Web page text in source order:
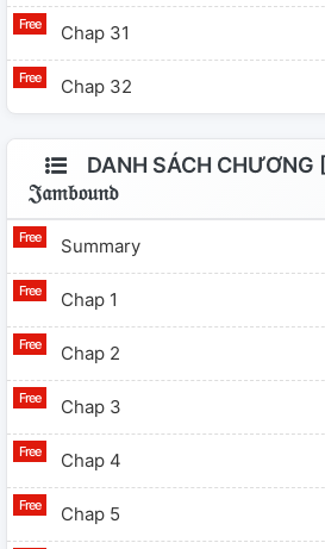
Chap 31
Chap 32
DANH SÁCH CHƯƠNG
𝔍𝔞𝔪𝔟𝔬𝔲𝔫𝔡
Summary
Chap 1
Chap 2
Chap 3
Chap 4
Chap 5